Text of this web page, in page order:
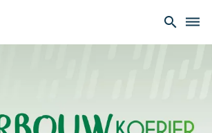
search dehaze